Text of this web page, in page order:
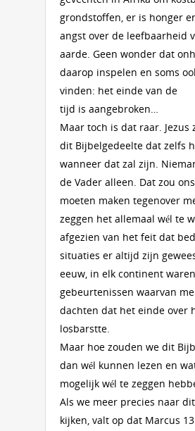
grondstoffen, er is honger
angst over de leefbaarheid
aarde. Geen wonder dat
daarop inspelen en soms
vinden: het einde van de
tijd is aangebroken…
Maar toch is dat raar. Jezus
dit Bijbelgedeelte dat zelfs
wanneer dat zal zijn.
de Vader alleen. Dat zou
moeten maken tegenover
zeggen het allemaal wél te
afgezien van het feit dat
situaties er altijd zijn
eeuw, in elk continent
gebeurtenissen waarvan
dachten dat het einde over
losbarstte.
Maar hoe zouden we dit
dan wél kunnen lezen en
mogelijk wél te zeggen
Als we meer precies naar
kijken, valt op dat Marcus